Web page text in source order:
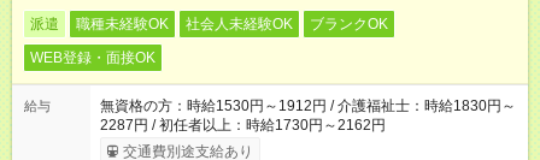
派遣 職種未経験OK 社会人未経験OK
ブランクOK
WEB登録・面接OK
給与
無資格の方：時給1530円～1912円 / 介護福祉士：時給1830円～
2287円 / 初任者以上：時給1730円～2162円
交通費別途支給あり